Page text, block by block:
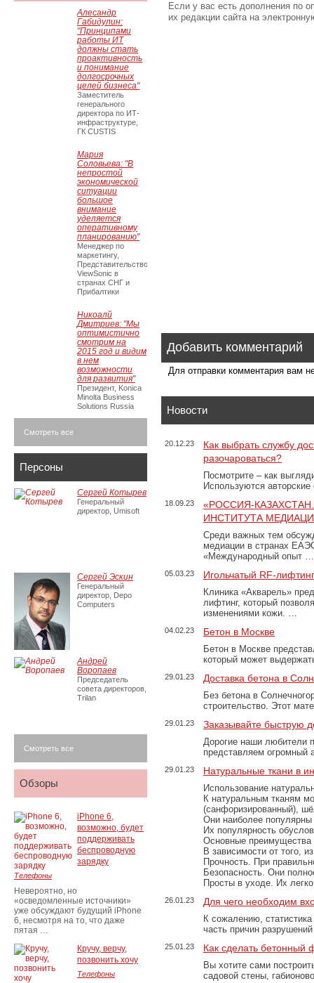
Если у вас есть дополнения по
их редакции сайта на
Добавить комментарий
Для отправки комментария вам
Новости
20.12.23
Как выбрать службу
разочароваться?
Посмотрите – как
Используются
18.09.23
«РОССИЯ-
ИНСТИТУТА
Среди важных тем
медиации в странах
«Международный опыт …
05.03.23 Игольчатый RF-
Клиника «Акварель»
лифтинг, который
изменениями кожи. …
04.02.23 Бетон в Москве
Бетон в Москве
который может
29.01.23 Доставка бетона в
Без бетона в
строительство. Этот
29.01.23 Заказывайте быструю
Дорогие наши любители
представляем огромный
29.01.23 Натуральные ткани в
Использование
К натуральным тканям
(санфоризированный),
Они наиболее популярны
Их популярность
Основные преимущества
В зависимости от того,
Прочность. При
Безопасность. Они
Просты в уходе. Их
26.01.23 Для чего необходим
К сожалению,
часть причин
25.01.23 Как сделать бетонный
Вы хотите сами
садовой стены,
Алесандр
Габидулин:
"Принципами
работы ИТ
должны стать
проактивность
и понимание
долгосрочных
целей бизнеса"
Заместитель
генерального
директора по ИТ-
инфраструктуре,
ГК CUSTIS
Мария
Соловьева: "В
непростой
экономической
ситуации
большое
внимание
уделяется
оперативному
планированию"
Менеджер по
маркетингу,
Представительство
ViewSonic в
странах СНГ и
Прибалтики
Никоалй
Дмитриев: "Мы
оптимистично
смотрим на
2015 год и видим
в нем
возможности
для развития"
Президент, Konica
Minolta Business
Solutions Russia
Смотреть все
Персоны
Сергей Котырев
Генеральный
директор, Umisoft
Сергей Эскин
Генеральный
директор, Depo
Computers
Андрей
Воропаев
Председатель
совета директоров,
Trilan
Смотреть все
Обзоры
iPhone 6,
возможно, будет
поддерживать
беспроводную
зарядку
Телефоны
Невероятно, но
«осведомленные источники»
уже обсуждают будущий iPhone
6, несмотря на то, что даже
пятая …
Кручу, верчу,
позвонить хочу
Телефоны